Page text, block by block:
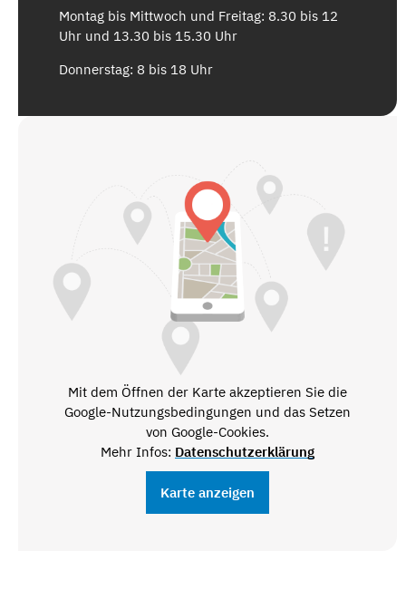
Montag bis Mittwoch und Freitag: 8.30 bis 12
Uhr und 13.30 bis 15.30 Uhr
Donnerstag: 8 bis 18 Uhr
Mit dem Öffnen der Karte akzeptieren Sie die
Google-Nutzungsbedingungen und das Setzen
von Google-Cookies.
Mehr Infos: Datenschutzerklärung
Karte anzeigen